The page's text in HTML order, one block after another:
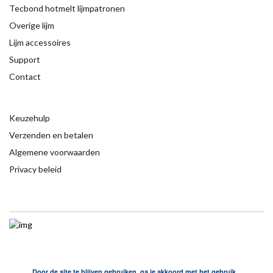
Tecbond hotmelt lijmpatronen
Overige lijm
Lijm accessoires
Support
Contact
Keuzehulp
Verzenden en betalen
Algemene voorwaarden
Privacy beleid